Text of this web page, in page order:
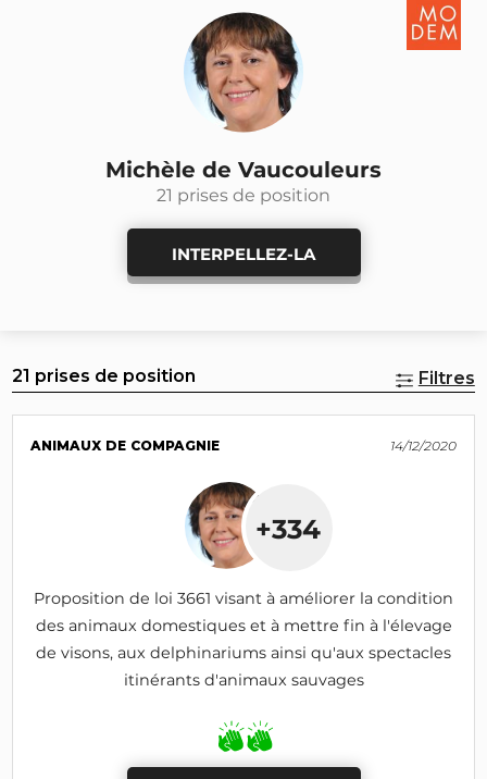
Michèle de Vaucouleurs
21 prises de position
INTERPELLEZ-LA
21 prises de position Filtres
ANIMAUX DE COMPAGNIE 14/12/2020
+334
Proposition de loi 3661 visant à améliorer la condition
des animaux domestiques et à mettre fin à l'élevage
de visons, aux delphinariums ainsi qu'aux spectacles
itinérants d'animaux sauvages